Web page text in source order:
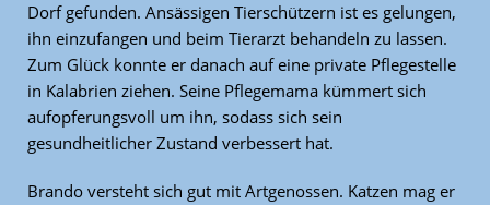
Dorf gefunden. Ansässigen Tierschützern ist es gelungen,
ihn einzufangen und beim Tierarzt behandeln zu lassen.
Zum Glück konnte er danach auf eine private Pflegestelle
in Kalabrien ziehen. Seine Pflegemama kümmert sich
aufopferungsvoll um ihn, sodass sich sein
gesundheitlicher Zustand verbessert hat.
Brando versteht sich gut mit Artgenossen. Katzen mag er